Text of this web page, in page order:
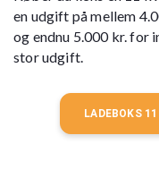
en udgift på mellem
og endnu 5.000 kr. for
stor udgift.
LADEBOKS